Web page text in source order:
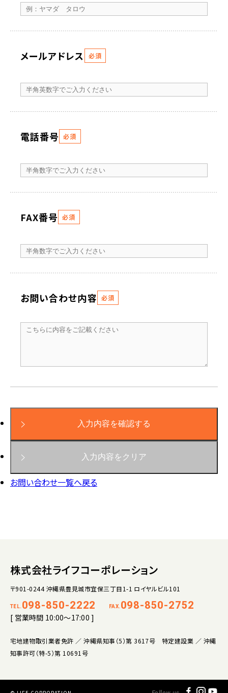
メールアドレス 必須
電話番号 必須
FAX番号 必須
お問い合わせ内容 必須
お問い合わせ一覧へ戻る
株式会社ライフコーポレーション
〒901-0244 沖縄県豊見城市宜保三丁目1-1 ロイヤルビル101
TEL. 098-850-2222 FAX. 098-850-2752
[ 営業時間 10:00～17:00 ]
宅地建物取引業者免許 ／ 沖縄県知事（5）第 3617号 特定建設業 ／ 沖縄
知事許可（特-5）第 10691号